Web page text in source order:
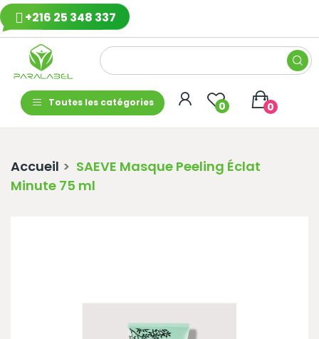
+216 25 348 337
Toutes les catégories 0 0
Accueil
SAEVE Masque Peeling Éclat
Minute 75 ml